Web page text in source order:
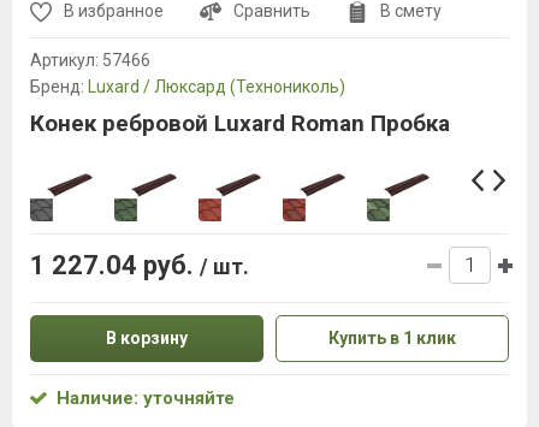
В избранное Сравнить В смету
Артикул: 57466
Бренд:
Luxard / Люксард (Технониколь)
Конек ребровой Luxard Roman Пробка
1 227.04 руб. / шт.
В корзину Купить в 1 клик
Наличие: уточняйте